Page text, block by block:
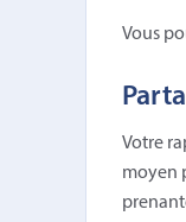
Vous
Votre
moyen